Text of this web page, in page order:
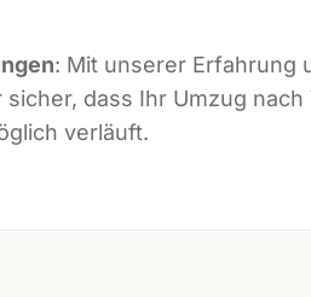
: Mit unserer Erfahrung
dass Ihr Umzug nach
verläuft.